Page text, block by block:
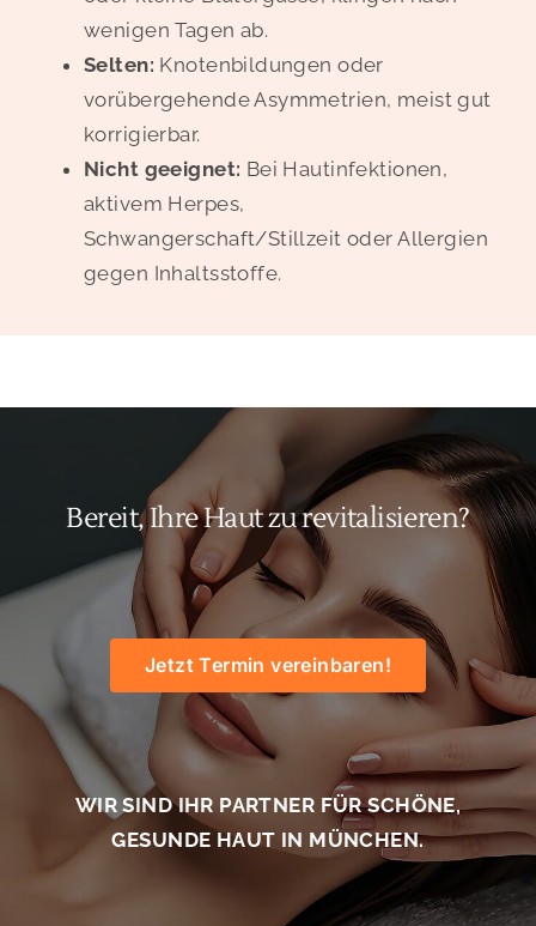
wenigen Tagen ab.
Selten: Knotenbildungen oder
vorübergehende Asymmetrien, meist gut
korrigierbar.
Nicht geeignet: Bei Hautinfektionen,
aktivem Herpes,
Schwangerschaft/Stillzeit oder Allergien
gegen Inhaltsstoffe.
Bereit, Ihre Haut zu revitalisieren?
Jetzt Termin vereinbaren!
WIR SIND IHR PARTNER FÜR SCHÖNE,
GESUNDE HAUT IN MÜNCHEN.